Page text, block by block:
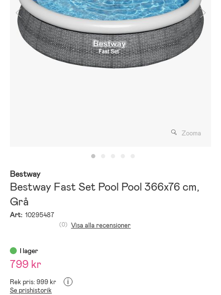
Zooma
Bestway
Bestway Fast Set Pool Pool 366x76 cm,
Grå
Art: 10295487
(0) Visa alla recensioner
I lager
799 kr
Rek pris: 999 kr i
Se prishistorik